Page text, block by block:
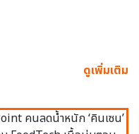
ดูเพิ่มเติม